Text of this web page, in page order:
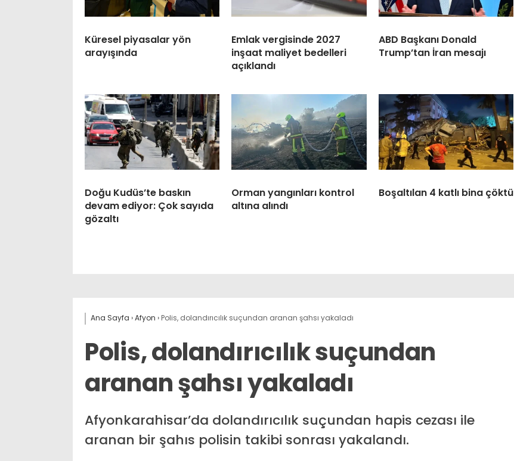
Küresel piyasalar yön
arayışında
Emlak vergisinde 2027
inşaat maliyet bedelleri
açıklandı
ABD Başkanı Donald
Trump’tan İran mesajı
Doğu Kudüs’te baskın
devam ediyor: Çok sayıda
gözaltı
Orman yangınları kontrol
altına alındı
Boşaltılan 4 katlı bina çöktü
Ana Sayfa ›Afyon › Polis, dolandırıcılık suçundan aranan şahsı yakaladı
Polis, dolandırıcılık suçundan
aranan şahsı yakaladı
Afyonkarahisar’da dolandırıcılık suçundan hapis cezası ile
aranan bir şahıs polisin takibi sonrası yakalandı.